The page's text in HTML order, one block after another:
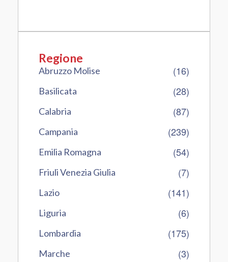
Regione
Abruzzo Molise (16)
Basilicata (28)
Calabria (87)
Campania (239)
Emilia Romagna (54)
Friuli Venezia Giulia (7)
Lazio (141)
Liguria (6)
Lombardia (175)
Marche (3)